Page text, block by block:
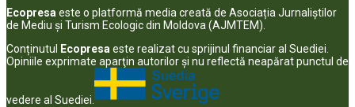
Ecopresa este o platformă media creată de Asociația Jurnaliștilor
de Mediu și Turism Ecologic din Moldova (AJMTEM).
Conținutul Ecopresa este realizat cu sprijinul financiar al Suediei.
Opiniile exprimate aparţin autorilor şi nu reflectă neapărat punctul de
vedere al Suediei.